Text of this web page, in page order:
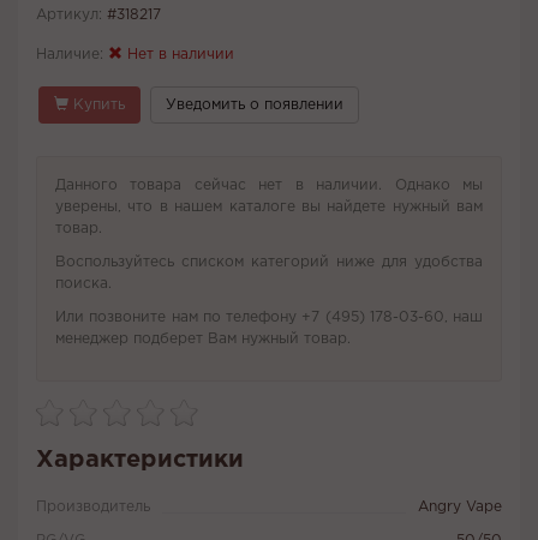
Артикул: #318217
Наличие: Нет в наличии
Купить Уведомить о появлении
Данного товара сейчас нет в наличии. Однако мы
уверены, что в нашем каталоге вы найдете нужный вам
товар.
Воспользуйтесь списком категорий ниже для удобства
поиска.
Или позвоните нам по телефону +7 (495) 178-03-60, наш
менеджер подберет Вам нужный товар.
Характеристики
Производитель Angry Vape